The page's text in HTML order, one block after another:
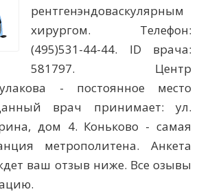
рентгенэндоваскулярным
хирургом. Телефон:
(495)531-44-44. ID врача:
581797. Центр
- постоянное место
врач принимает: ул.
дом 4. Коньково - самая
метрополитена. Анкета
ваш отзыв ниже. Все озывы